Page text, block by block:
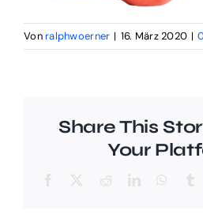
Vonralphwoerner | 16. März 2020 |
Share This
Your
Facebook RedditLinkedIn